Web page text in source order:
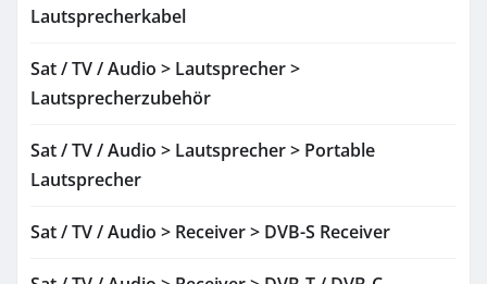
Lautsprecherkabel
Sat / TV / Audio > Lautsprecher >
Lautsprecherzubehör
Sat / TV / Audio > Lautsprecher > Portable
Lautsprecher
Sat / TV / Audio > Receiver > DVB-S Receiver